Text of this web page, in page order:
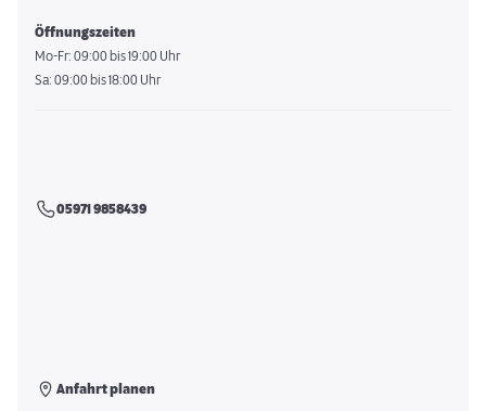
Öffnungszeiten
Mo-Fr: 09:00 bis 19:00 Uhr
Sa: 09:00 bis 18:00 Uhr
05971 9858439
Anfahrt planen